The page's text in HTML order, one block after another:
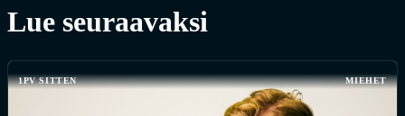
Lue seuraavaksi
1PV SITTEN MIEHET